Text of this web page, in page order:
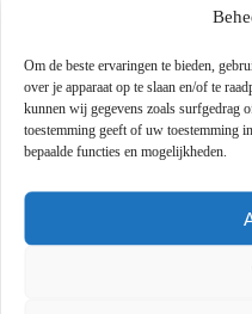
Om de beste ervaringen te bieden,
over je apparaat op te slaan en/of te
kunnen wij gegevens zoals surfgedrag
toestemming geeft of uw toestemming
bepaalde functies en mogelijkheden.
Hoe bepaal ik of
geschikt is voor mijn
Tags: